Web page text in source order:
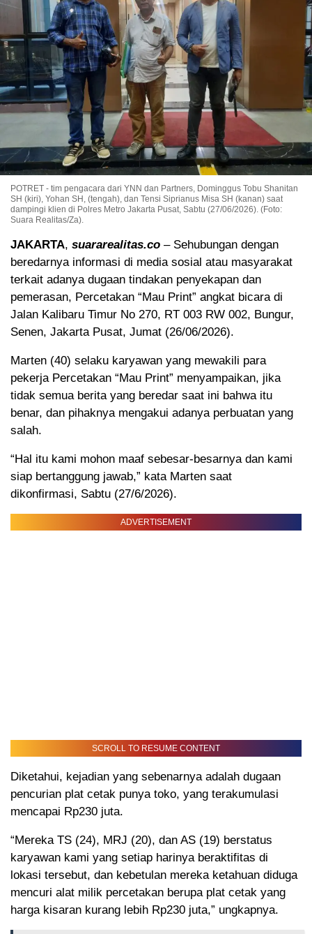
POTRET - tim pengacara dari YNN dan Partners, Dominggus Tobu Shanitan
SH (kiri), Yohan SH, (tengah), dan Tensi Siprianus Misa SH (kanan) saat
dampingi klien di Polres Metro Jakarta Pusat, Sabtu (27/06/2026). (Foto:
Suara Realitas/Za).
JAKARTA, suararealitas.co – Sehubungan dengan
beredarnya informasi di media sosial atau masyarakat
terkait adanya dugaan tindakan penyekapan dan
pemerasan, Percetakan “Mau Print” angkat bicara di
Jalan Kalibaru Timur No 270, RT 003 RW 002, Bungur,
Senen, Jakarta Pusat, Jumat (26/06/2026).
Marten (40) selaku karyawan yang mewakili para
pekerja Percetakan “Mau Print” menyampaikan, jika
tidak semua berita yang beredar saat ini bahwa itu
benar, dan pihaknya mengakui adanya perbuatan yang
salah.
“Hal itu kami mohon maaf sebesar-besarnya dan kami
siap bertanggung jawab,” kata Marten saat
dikonfirmasi, Sabtu (27/6/2026).
ADVERTISEMENT
SCROLL TO RESUME CONTENT
Diketahui, kejadian yang sebenarnya adalah dugaan
pencurian plat cetak punya toko, yang terakumulasi
mencapai Rp230 juta.
“Mereka TS (24), MRJ (20), dan AS (19) berstatus
karyawan kami yang setiap harinya beraktifitas di
lokasi tersebut, dan kebetulan mereka ketahuan diduga
mencuri alat milik percetakan berupa plat cetak yang
harga kisaran kurang lebih Rp230 juta,” ungkapnya.